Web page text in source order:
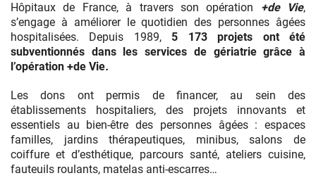
Hôpitaux de France, à travers son opération +de Vie,
s’engage à améliorer le quotidien des personnes âgées
hospitalisées. Depuis 1989, 5 173 projets ont été
subventionnés dans les services de gériatrie grâce à
l’opération +de Vie.
Les dons ont permis de financer, au sein des
établissements hospitaliers, des projets innovants et
essentiels au bien-être des personnes âgées : espaces
familles, jardins thérapeutiques, minibus, salons de
coiffure et d’esthétique, parcours santé, ateliers cuisine,
fauteuils roulants, matelas anti-escarres…